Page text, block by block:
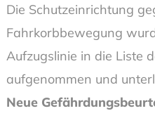
Die Schutzeinrichtung
Fahrkorbbewegung
Aufzugslinie in die Liste
aufgenommen und
Neue